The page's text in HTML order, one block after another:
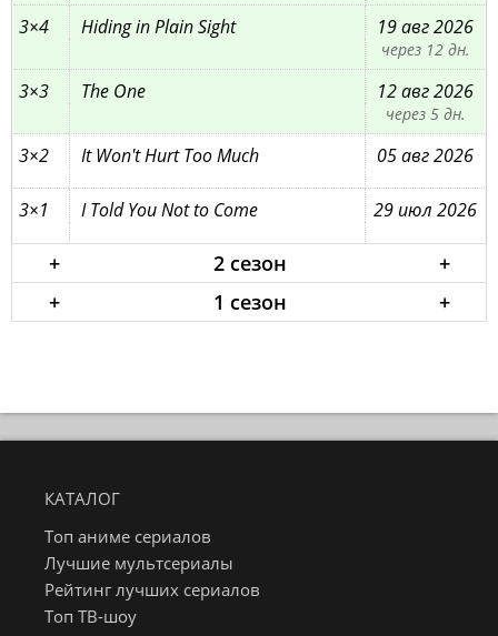
3×4 Hiding in Plain Sight 19 авг 2026
через 12 дн.
3×3 The One 12 авг 2026
через 5 дн.
3×2 It Won't Hurt Too Much 05 авг 2026
3×1 I Told You Not to Come 29 июл 2026
+ 2 сезон
+
+
1 сезон +
КАТАЛОГ
Топ аниме сериалов
Лучшие мультсериалы
Рейтинг лучших сериалов
Топ ТВ-шоу